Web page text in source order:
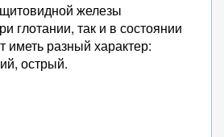
железы
глотании, так и в состоянии
иметь разный характер:
острый.